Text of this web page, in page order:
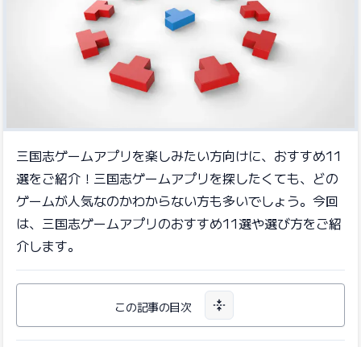
三国志ゲームアプリを楽しみたい方向けに、おすすめ11
選をご紹介！三国志ゲームアプリを探したくても、どの
ゲームが人気なのかわからない方も多いでしょう。今回
は、三国志ゲームアプリのおすすめ11選や選び方をご紹
介します。
この記事の目次 目次を開く